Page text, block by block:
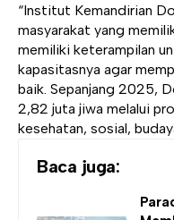
“Institut Kemandirian
masyarakat yang
memiliki keterampilan
kapasitasnya agar
baik. Sepanjang 2025,
2,82 juta jiwa melalui
kesehatan, sosial,
Baca juga: